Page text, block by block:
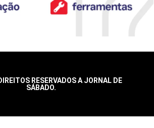
RESERVADOS A JORNAL DE
SÁBADO.